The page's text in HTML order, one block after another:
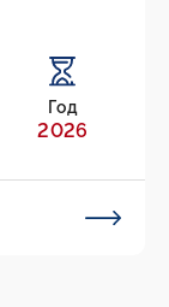
Год
2026